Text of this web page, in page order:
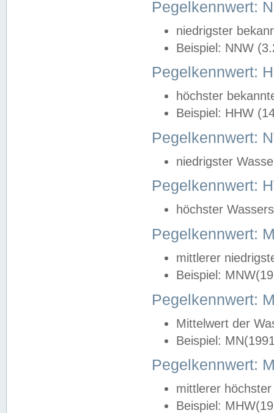
Pegelkennwert:
niedrigster
Beispiel: NNW
Pegelkennwert:
höchster
Beispiel: HHW
Pegelkennwert:
niedrigster
Pegelkennwert:
höchster
Pegelkennwert:
mittlerer
Beispiel:
Pegelkennwert:
Mittelwert der
Beispiel:
Pegelkennwert:
mittlerer
Beispiel: